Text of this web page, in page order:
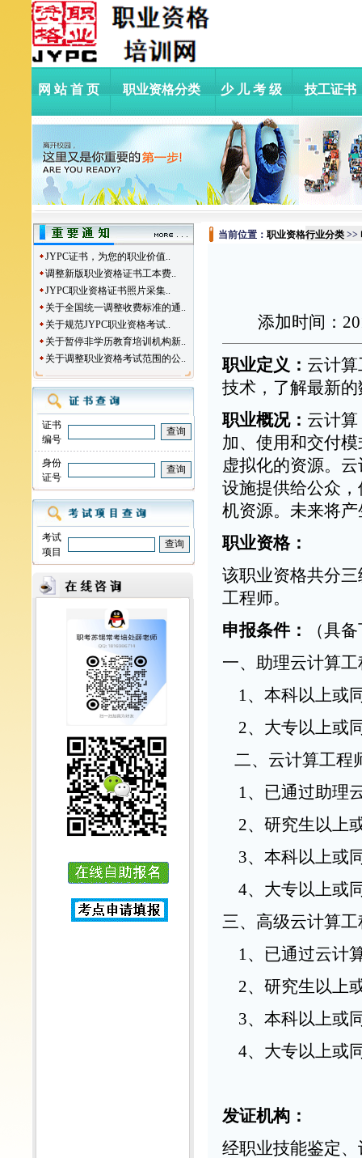
网站首页 职业资格分类 少儿考级 技工证书
JYPC证书，为您的职业价值..
调整新版职业资格证书工本费..
JYPC职业资格证书照片采集..
关于全国统一调整收费标准的通..
关于规范JYPC职业资格考试..
关于暂停非学历教育培训机构新..
关于调整职业资格考试范围的公..
证书
编号
身份
证号
考试
项目
当前位置： 职业资格行业分类 >>
添加时间：
职业定义： 云计
技术，了解最新
职业概况： 云计算
加、使用和交付
虚拟化的资源。
设施提供给公众
机资源。未来将
职业资格：
该职业资格共分
工程师。
申报条件：
（具
一、助理云计算
1、本科以上或
2、大专以上或
二、云计算工程
1、已通过助理
2、研究生以上
3、本科以上或
4、大专以上或
三、高级云计算
1、已通过云计
2、研究生以上
3、本科以上或
4、大专以上或
发证机构：
经职业技能鉴定